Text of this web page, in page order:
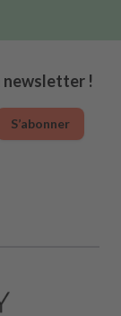
newsletter !
S’abonner